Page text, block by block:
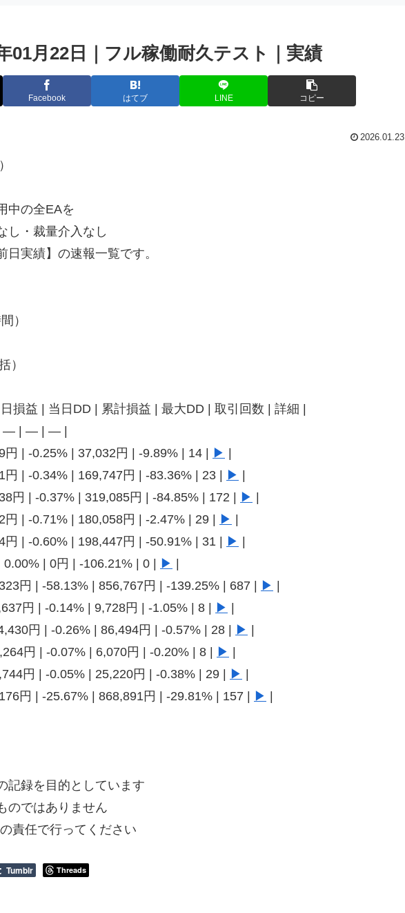
01月22日｜フル稼働耐久テスト｜実績
Facebook はてブ LINE コピー
2026.01.23
中の全EAを
し・裁量介入なし
日実績】の速報一覧です。
）
）
損益 | 当日DD | 累計損益 | 最大DD | 取引回数 | 詳細 |
| — | — |
円 | -0.25% | 37,032円 | -9.89% | 14 |
▶
円 | -0.34% | 169,747円 | -83.36% | 23 |
▶
円 | -0.37% | 319,085円 | -84.85% | 172 |
▶
円 | -0.71% | 180,058円 | -2.47% | 29 |
▶
円 | -0.60% | 198,447円 | -50.91% | 31 |
▶
0.00% | 0円 | -106.21% | 0 |
▶
円 | -58.13% | 856,767円 | -139.25% | 687 |
▶
円 | -0.14% | 9,728円 | -1.05% | 8 |
▶
円 | -0.26% | 86,494円 | -0.57% | 28 |
▶
円 | -0.07% | 6,070円 | -0.20% | 8 |
▶
円 | -0.05% | 25,220円 | -0.38% | 29 |
▶
円 | -25.67% | 868,891円 | -29.81% | 157 |
▶
記録を目的としています
のではありません
責任で行ってください
Tumblr Threads